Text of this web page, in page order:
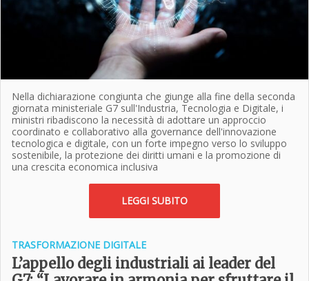
Nella dichiarazione congiunta che giunge alla fine della seconda
giornata ministeriale G7 sull'Industria, Tecnologia e Digitale, i
ministri ribadiscono la necessità di adottare un approccio
coordinato e collaborativo alla governance dell'innovazione
tecnologica e digitale, con un forte impegno verso lo sviluppo
sostenibile, la protezione dei diritti umani e la promozione di
una crescita economica inclusiva
LEGGI SUBITO
TRASFORMAZIONE DIGITALE
L’appello degli industriali ai leader del